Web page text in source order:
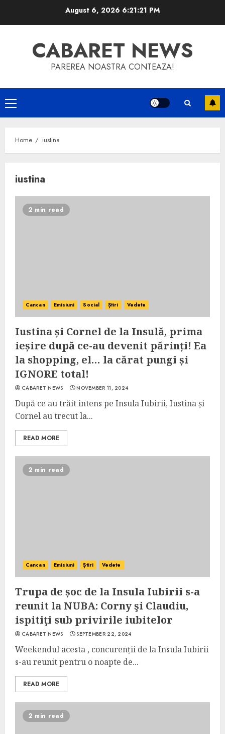
August 6, 2026 6:21:22 PM
CABARET NEWS
PAREREA NOASTRA CONTEAZA!
Primary
Menu
Home iustina
iustina
2 min read
Cancan Emisiuni Social Știri Vedete
Iustina și Cornel de la Insulă, prima
ieșire după ce-au devenit părinți! Ea
la shopping, el… la cărat pungi și
IGNORE total!
CABARET NEWS NOVEMBER 11, 2024
După ce au trăit intens pe Insula Iubirii, Iustina și
Cornel au trecut la...
READ MORE
2 min read
Cancan Emisiuni Știri Vedete
Trupa de șoc de la Insula Iubirii s-a
reunit la NUBA: Corny şi Claudiu,
ispitiţi sub privirile iubitelor
CABARET NEWS SEPTEMBER 22, 2024
Weekendul acesta , concurenții de la Insula Iubirii
s-au reunit pentru o noapte de...
READ MORE
2 min read